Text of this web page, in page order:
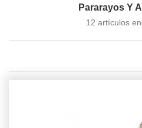
Pararayos Y
12 artículos